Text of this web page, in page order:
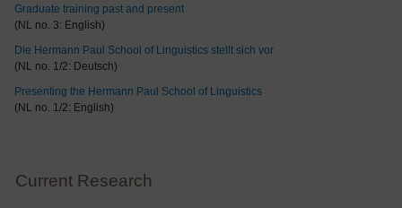
Graduate training past and present
(NL no. 3: English)
Die Hermann Paul School of Linguistics stellt sich vor
(NL no. 1/2: Deutsch)
Presenting the Hermann Paul School of Linguistics
(NL no. 1/2: English)
Current Research